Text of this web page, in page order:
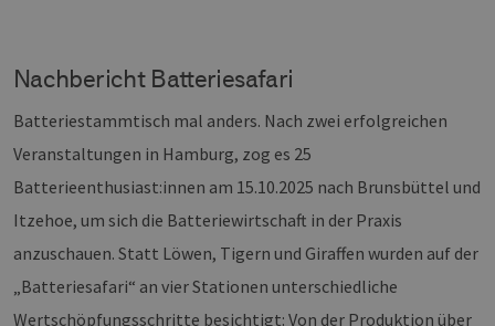
Nachbericht Batteriesafari
Batteriestammtisch mal anders. Nach zwei erfolgreichen
Veranstaltungen in Hamburg, zog es 25
Batterieenthusiast:innen am 15.10.2025 nach Brunsbüttel und
Itzehoe, um sich die Batteriewirtschaft in der Praxis
anzuschauen. Statt Löwen, Tigern und Giraffen wurden auf der
„Batteriesafari“ an vier Stationen unterschiedliche
Wertschöpfungsschritte besichtigt: Von der Produktion über